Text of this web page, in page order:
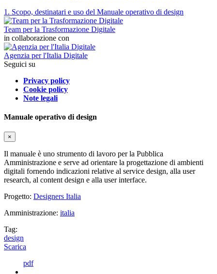
1. Scopo, destinatari e uso del Manuale operativo di design
Team per la Trasformazione Digitale
in collaborazione con
Agenzia per l'Italia Digitale
Seguici su
Privacy policy
Cookie policy
Note legali
Manuale operativo di design
×
Il manuale è uno strumento di lavoro per la Pubblica
Amministrazione e serve ad orientare la progettazione di ambienti
digitali fornendo indicazioni relative al service design, alla user
research, al content design e alla user interface.
Progetto: Designers Italia
Amministrazione: italia
Tag:
design
Scarica
pdf